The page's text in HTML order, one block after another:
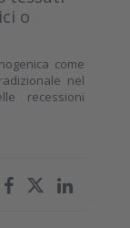
o
come
nel
recessioni